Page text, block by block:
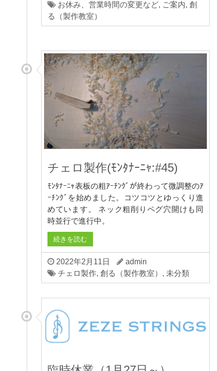
お休み、営業時間の変更など, ご案内, 創
る（製作教室）
チェロ製作(ﾓﾝﾀﾅｰﾆｬ:#45)
ﾓﾝﾀﾅｰﾆｬ表板の粗ｱｰﾁﾝｸﾞが終わって微調整のｱ
ｰﾁﾝｸﾞを始めました。コツコツとゆっくり進
めています。 ネック粗削りペグ穴開けも同
時並行で進行中。
続きを読む
2022年2月11日
admin
チェロ製作, 創る（製作教室） , 未分類